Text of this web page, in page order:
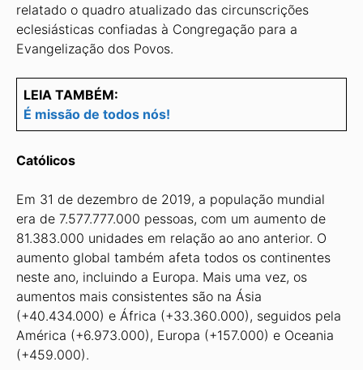
relatado o quadro atualizado das circunscrições
eclesiásticas confiadas à Congregação para a
Evangelização dos Povos.
LEIA TAMBÉM:
É missão de todos nós!
Católicos
Em 31 de dezembro de 2019, a população mundial
era de 7.577.777.000 pessoas, com um aumento de
81.383.000 unidades em relação ao ano anterior. O
aumento global também afeta todos os continentes
neste ano, incluindo a Europa. Mais uma vez, os
aumentos mais consistentes são na Ásia
(+40.434.000) e África (+33.360.000), seguidos pela
América (+6.973.000), Europa (+157.000) e Oceania
(+459.000).